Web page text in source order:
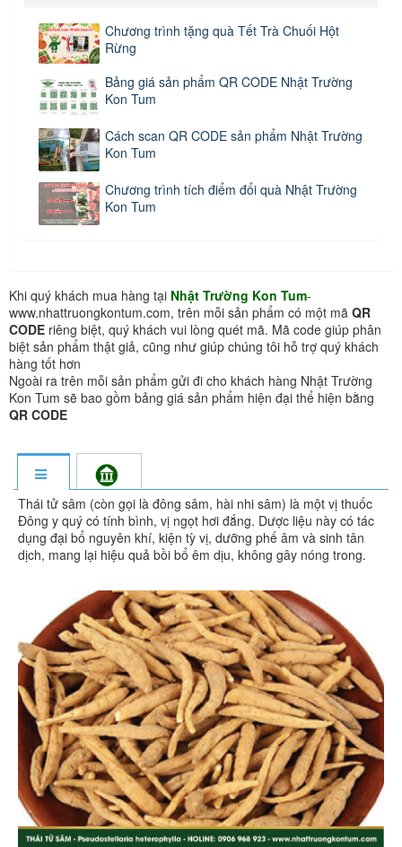
Chương trình tặng quà Tết Trà Chuối Hột
Rừng
Bảng giá sản phẩm QR CODE Nhật Trường
Kon Tum
Cách scan QR CODE sản phẩm Nhật Trường
Kon Tum
Chương trình tích điểm đổi quà Nhật Trường
Kon Tum
Khi quý khách mua hàng tại Nhật Trường Kon Tum-
www.nhattruongkontum.com, trên mỗi sản phẩm có một mã QR
CODE riêng biệt, quý khách vui lòng quét mã. Mã code giúp phân
biệt sản phẩm thật giả, cũng như giúp chúng tôi hỗ trợ quý khách
hàng tốt hơn
Ngoài ra trên mỗi sản phẩm gửi đi cho khách hàng Nhật Trường
Kon Tum sẽ bao gồm bảng giá sản phẩm hiện đại thể hiện bằng
QR CODE
Thái tử sâm (còn gọi là đông sâm, hài nhi sâm) là một vị thuốc
Đông y quý có tính bình, vị ngọt hơi đắng. Dược liệu này có tác
dụng đại bổ nguyên khí, kiện tỳ vị, dưỡng phế âm và sinh tân
dịch, mang lại hiệu quả bồi bổ êm dịu, không gây nóng trong.